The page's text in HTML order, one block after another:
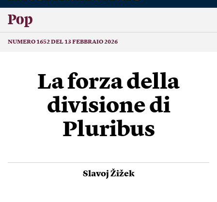
Pop
NUMERO 1652 DEL 13 FEBBRAIO 2026
La forza della
divisione di
Pluribus
Slavoj Žižek